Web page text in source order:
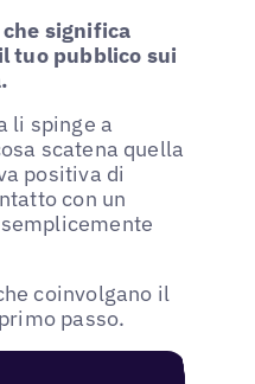
che significa
tuo pubblico sui
li spinge a
scatena quella
positiva di
con un
coinvolgano il
passo.